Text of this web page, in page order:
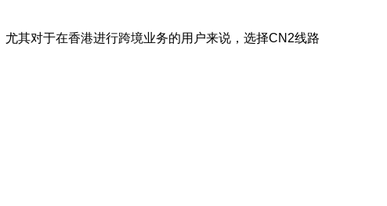
其对于在香港进行跨境业务的用户来说，选择CN2线路